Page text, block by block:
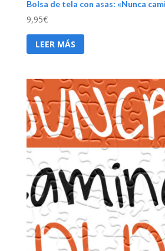
Bolsa de tela con asas: «Nunca
9,95€
LEER MÁS